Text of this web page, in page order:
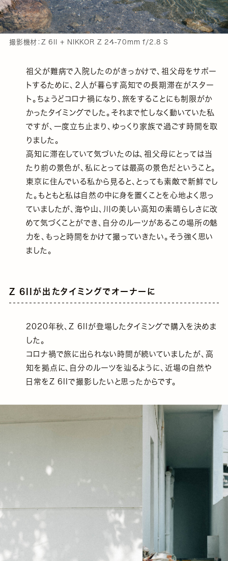
撮影機材：Z 6II + NIKKOR Z 24-70mm f/2.8 S
祖父が難病で入院したのがきっかけで、祖父母をサポー
トするために、２人が暮らす高知での長期滞在がスター
ト。ちょうどコロナ禍になり、旅をすることにも制限がか
かったタイミングでした。それまで忙しなく動いていた私
ですが、一度立ち止まり、ゆっくり家族で過ごす時間を取
りました。
高知に滞在していて気づいたのは、祖父母にとっては当
たり前の景色が、私にとっては最高の景色だということ。
東京に住んでいる私から見ると、とっても素敵で新鮮でし
た。もともと私は自然の中に身を置くことを心地よく思っ
ていましたが、海や山、川の美しい高知の素晴らしさに改
めて気づくことができ、自分のルーツがあるこの場所の魅
力を、もっと時間をかけて撮っていきたい。そう強く思い
ました。
Z 6IIが出たタイミングでオーナーに
2020年秋、Z 6IIが登場したタイミングで購入を決めま
した。
コロナ禍で旅に出られない時間が続いていましたが、高
知を拠点に、自分のルーツを辿るように、近場の自然や
日常をZ 6IIで撮影したいと思ったからです。